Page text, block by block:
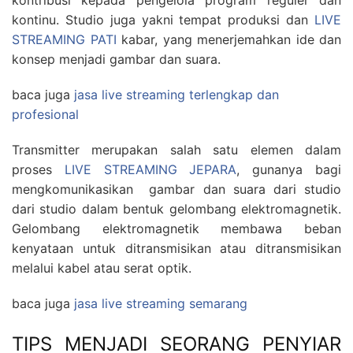
kontinu. Studio juga yakni tempat produksi dan LIVE
STREAMING PATI kabar, yang menerjemahkan ide dan
konsep menjadi gambar dan suara.
baca juga jasa live streaming terlengkap dan
profesional
Transmitter merupakan salah satu elemen dalam
proses LIVE STREAMING JEPARA, gunanya bagi
mengkomunikasikan gambar dan suara dari studio
dari studio dalam bentuk gelombang elektromagnetik.
Gelombang elektromagnetik membawa beban
kenyataan untuk ditransmisikan atau ditransmisikan
melalui kabel atau serat optik.
baca juga jasa live streaming semarang
TIPS MENJADI SEORANG PENYIAR